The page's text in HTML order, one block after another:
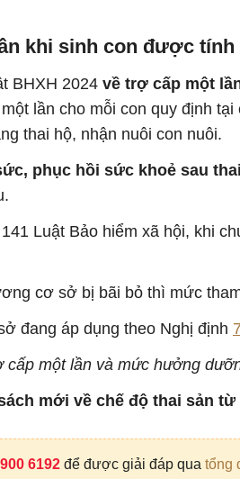
khi sinh con được
BHXH 2024 về trợ cấp một
lần cho mỗi con quy định
thai hộ, nhận nuôi con nuôi.
phục hồi sức khoẻ sau
Luật Bảo hiểm xã hội, khi
cơ sở bị bãi bỏ thì mức
đang áp dụng theo Nghị định
cấp một lần và mức hưởng
mới về chế độ thai sản từ
6192để được giải đáp qua tổng